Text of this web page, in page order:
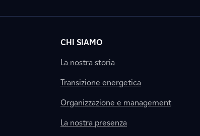
CHI SIAMO
La nostra storia
Transizione energetica
Organizzazione e management
La nostra presenza